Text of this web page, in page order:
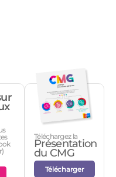
Téléchargez la
Présentation
du CMG
Télécharger